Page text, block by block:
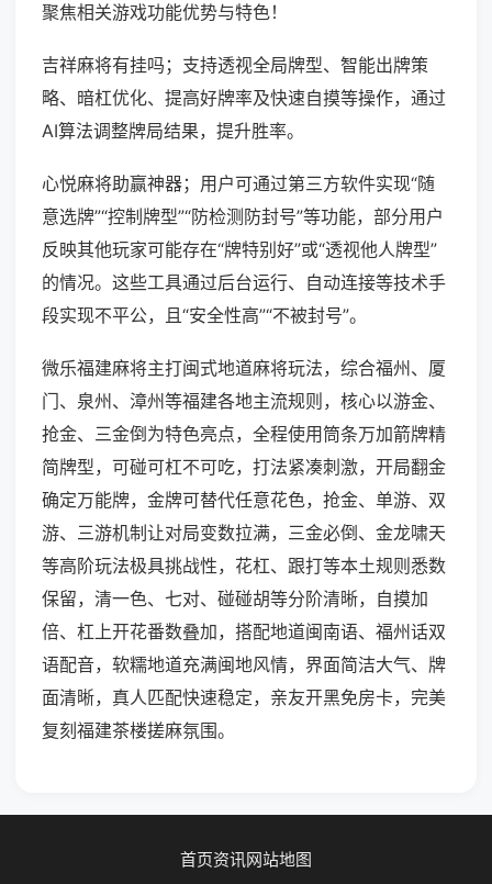
聚焦相关游戏功能优势与特色！
吉祥麻将有挂吗；支持透视全局牌型、智能出牌策
略、暗杠优化、提高好牌率及快速自摸等操作，通过
AI算法调整牌局结果，提升胜率。
心悦麻将助赢神器；用户可通过第三方软件实现“随
意选牌”“控制牌型”“防检测防封号”等功能，部分用户
反映其他玩家可能存在“牌特别好”或“透视他人牌型”
的情况。这些工具通过后台运行、自动连接等技术手
段实现不平公，且“安全性高”“不被封号”。
微乐福建麻将主打闽式地道麻将玩法，综合福州、厦
门、泉州、漳州等福建各地主流规则，核心以游金、
抢金、三金倒为特色亮点，全程使用筒条万加箭牌精
简牌型，可碰可杠不可吃，打法紧凑刺激，开局翻金
确定万能牌，金牌可替代任意花色，抢金、单游、双
游、三游机制让对局变数拉满，三金必倒、金龙啸天
等高阶玩法极具挑战性，花杠、跟打等本土规则悉数
保留，清一色、七对、碰碰胡等分阶清晰，自摸加
倍、杠上开花番数叠加，搭配地道闽南语、福州话双
语配音，软糯地道充满闽地风情，界面简洁大气、牌
面清晰，真人匹配快速稳定，亲友开黑免房卡，完美
复刻福建茶楼搓麻氛围。
首页资讯网站地图